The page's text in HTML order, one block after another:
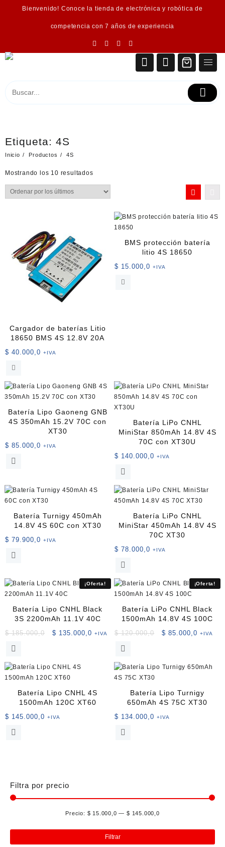
Bienvenido! Conoce la tienda de electrónica y robótica de
competencia con 7 años de experiencia
Etiqueta: 4S
Inicio Productos 4S
Mostrando los 10 resultadosOrdenado
por
Cargador de baterías Litio
18650 BMS 4S 12.8V 20A
$ 40.000,0 +IVA
BMS protección batería
litio 4S 18650
$ 15.000,0 +IVA
Batería Lipo Gaoneng GNB
4S 350mAh 15.2V 70C con
XT30
$ 85.000,0 +IVA
Batería LiPo CNHL
MiniStar 850mAh 14.8V 4S
70C con XT30U
$ 140.000,0 +IVA
Batería Turnigy 450mAh
14.8V 4S 60C con XT30
$ 79.900,0 +IVA
Batería LiPo CNHL
MiniStar 450mAh 14.8V 4S
70C XT30
$ 78.000,0 +IVA
¡Oferta!
Batería Lipo CNHL Black
3S 2200mAh 11.1V 40C
$185.000,0
El
era:
$ 185.000,0.
$ 135.000,0 El
$ 135.000,0.
+IVA
¡Oferta!
Batería LiPo CNHL Black
1500mAh 14.8V 4S 100C
$120.000,0
El
era:
$ 85.000,0 El
es:
+IVA
Batería Lipo CNHL 4S
1500mAh 120C XT60
$ 145.000,0 +IVA
Batería Lipo Turnigy
650mAh 4S 75C XT30
$ 134.000,0 +IVA
Filtra por precio
Filtrar
Precio: $ 15.000,0 — $ 145.000,0